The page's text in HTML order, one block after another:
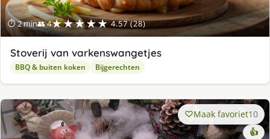
⏱ 2 min👥 4★★★★★ 4.57 (28)
Stoverij van varkenswangetjes
BBQ & buiten koken Bijgerechten
Maak favoriet10
👍